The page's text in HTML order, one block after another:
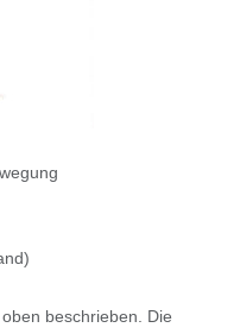
beschrieben. Die